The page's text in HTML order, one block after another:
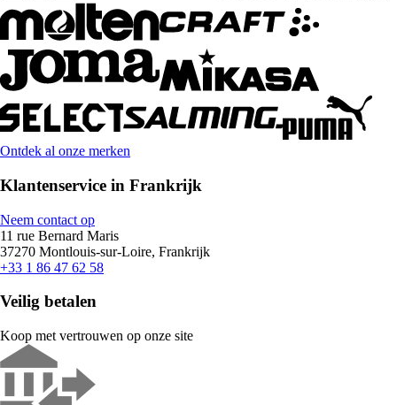
Ontdek al onze merken
Klantenservice in Frankrijk
Neem contact op
11 rue Bernard Maris
37270 Montlouis-sur-Loire, Frankrijk
+33 1 86 47 62 58
Veilig betalen
Koop met vertrouwen op onze site